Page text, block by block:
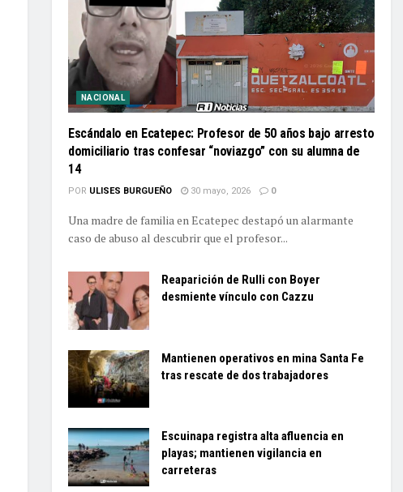
NACIONAL
Escándalo en Ecatepec: Profesor de 50 años bajo arresto
domiciliario tras confesar “noviazgo” con su alumna de
14
POR ULISES BURGUEÑO 30 mayo, 2026 0
Una madre de familia en Ecatepec destapó un alarmante
caso de abuso al descubrir que el profesor...
Reaparición de Rulli con Boyer
desmiente vínculo con Cazzu
Mantienen operativos en mina Santa Fe
tras rescate de dos trabajadores
Escuinapa registra alta afluencia en
playas; mantienen vigilancia en
carreteras